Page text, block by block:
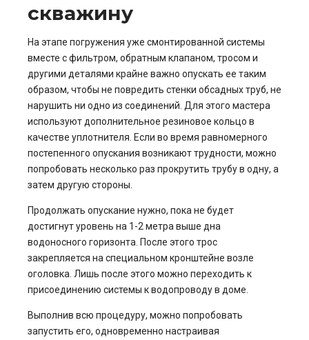
скважину
На этапе погружения уже смонтированной системы
вместе с фильтром, обратным клапаном, тросом и
другими деталями крайне важно опускать ее таким
образом, чтобы не повредить стенки обсадных труб, не
нарушить ни одно из соединений. Для этого мастера
используют дополнительное резиновое кольцо в
качестве уплотнителя. Если во время равномерного
постепенного опускания возникают трудности, можно
попробовать несколько раз прокрутить трубу в одну, а
затем другую стороны.
Продолжать опускание нужно, пока не будет
достигнут уровень на 1-2 метра выше дна
водоносного горизонта. После этого трос
закрепляется на специальном кронштейне возле
оголовка. Лишь после этого можно переходить к
присоединению системы к водопроводу в доме.
Выполнив всю процедуру, можно попробовать
запустить его, одновременно настраивая